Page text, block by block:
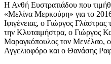
Η Ανθή Ευστρατιάδου που
«Μελίνα Μερκούρη» για το
Ιφιγένειας, ο Γιώργος
την Κλυταιμήστρα, ο Γιώργος
Μαραγκόπουλος τον Μενέλαο, ο
Αγγελιοφόρο και ο Θανάσης